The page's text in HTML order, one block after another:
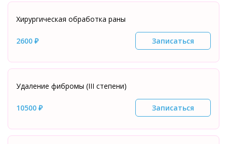
Хирургическая обработка раны
2600 ₽ Записаться
Удаление фибромы (III степени)
10500 ₽ Записаться